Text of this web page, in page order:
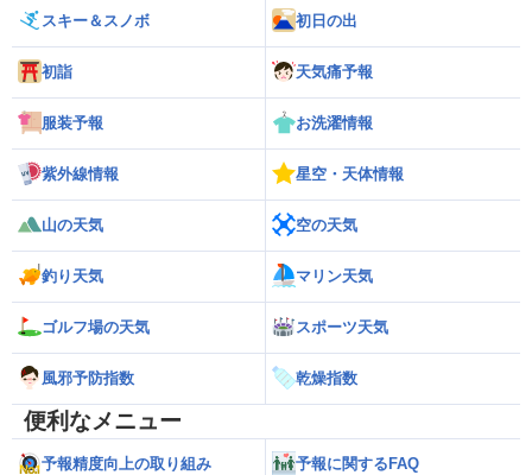
スキー＆スノボ 初日の出
初詣 天気痛予報
服装予報 お洗濯情報
紫外線情報 星空・天体情報
山の天気 空の天気
釣り天気 マリン天気
ゴルフ場の天気 スポーツ天気
風邪予防指数 乾燥指数
便利なメニュー
予報精度向上の取り組み 予報に関するFAQ